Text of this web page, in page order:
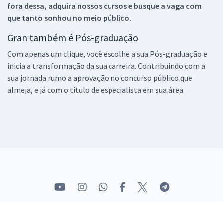
fora dessa, adquira nossos cursos e busque a vaga com
que tanto sonhou no meio público.
Gran também é Pós-graduação
Com apenas um clique, você escolhe a sua Pós-graduação e
inicia a transformação da sua carreira. Contribuindo com a
sua jornada rumo a aprovação no concurso público que
almeja, e já com o título de especialista em sua área.